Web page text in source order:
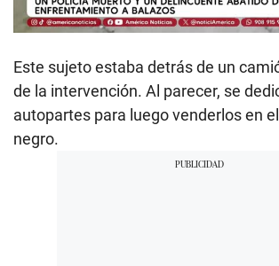
00:00/04:03
Este sujeto estaba detrás de un
de la intervención. Al parecer, se
autopartes para luego venderlos en
negro.